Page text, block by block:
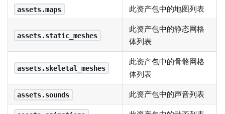
assets.maps 此资产包中的地图列表
assets.static_meshes
此资产包中的静态网格
体列表
assets.skeletal_meshes
此资产包中的骨骼网格
体列表
assets.sounds 此资产包中的声音列表